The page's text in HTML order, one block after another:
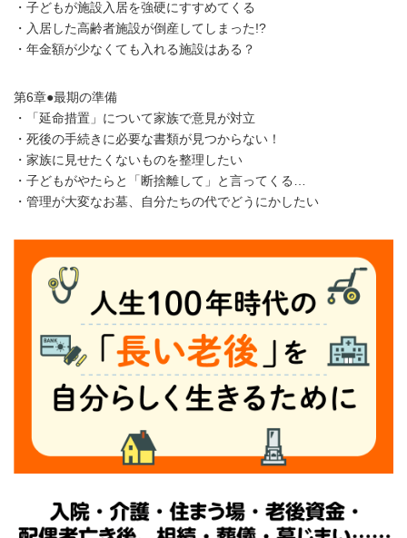
・子どもが施設入居を強硬にすすめてくる
・入居した高齢者施設が倒産してしまった!?
・年金額が少なくても入れる施設はある？
第6章●最期の準備
・「延命措置」について家族で意見が対立
・死後の手続きに必要な書類が見つからない！
・家族に見せたくないものを整理したい
・子どもがやたらと「断捨離して」と言ってくる…
・管理が大変なお墓、自分たちの代でどうにかしたい